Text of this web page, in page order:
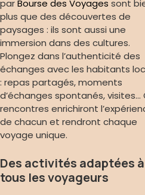
parBourse des Voyages sont
plus que des découvertes de
paysages : ils sont aussi une
immersion dans des cultures.
Plongez dans l’authenticité des
échanges avec les habitants
: repas partagés, moments
d’échanges spontanés, visites…
rencontres enrichiront
de chacun et rendront chaque
voyage unique.
Des activités adaptées à
tous les voyageurs